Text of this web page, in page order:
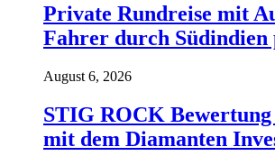
Private Rundreise mit
Fahrer durch Südindien
August 6, 2026
STIG ROCK
mit dem Diamanten